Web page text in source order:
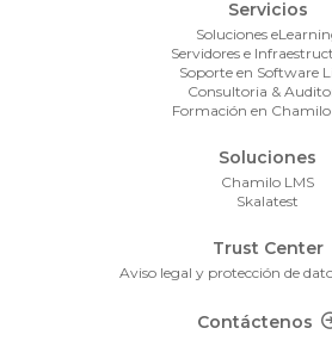
Servicios
Soluciones
Servidores e
Soporte en Software
Consultoria &
Formación en Chamilo
Soluciones
Chamilo LMS
Skalatest
Trust Center
Aviso legal y protección de
Footer ContactContáctenos